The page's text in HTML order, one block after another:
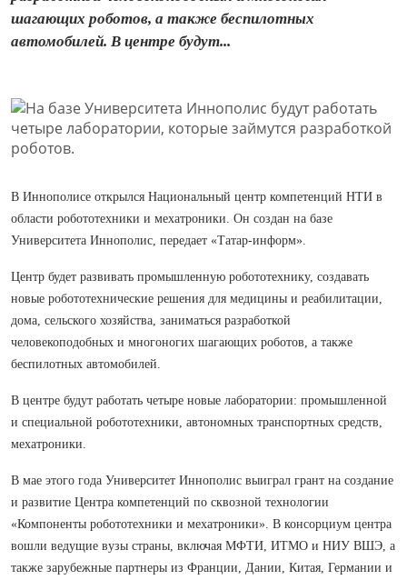
шагающих роботов, а также беспилотных
автомобилей. В центре будут...
В Иннополисе открылся Национальный центр компетенций НТИ в
области робототехники и мехатроники. Он создан на базе
Университета Иннополис, передает «Татар-информ».
Центр будет развивать промышленную робототехнику, создавать
новые робототехнические решения для медицины и реабилитации,
дома, сельского хозяйства, заниматься разработкой
человекоподобных и многоногих шагающих роботов, а также
беспилотных автомобилей.
В центре будут работать четыре новые лаборатории: промышленной
и специальной робототехники, автономных транспортных средств,
мехатроники.
В мае этого года Университет Иннополис выиграл грант на создание
и развитие Центра компетенций по сквозной технологии
«Компоненты робототехники и мехатроники». В консорциум центра
вошли ведущие вузы страны, включая МФТИ, ИТМО и НИУ ВШЭ, а
также зарубежные партнеры из Франции, Дании, Китая, Германии и